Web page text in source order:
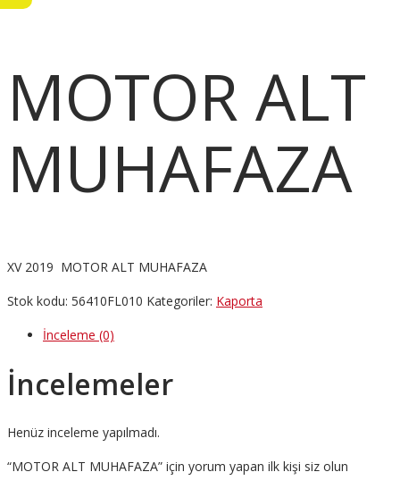
MOTOR ALT
MUHAFAZA
XV 2019 MOTOR ALT MUHAFAZA
Stok kodu: 56410FL010 Kategoriler: Kaporta
İnceleme (0)
İncelemeler
Henüz inceleme yapılmadı.
“MOTOR ALT MUHAFAZA” için yorum yapan ilk kişi siz olun